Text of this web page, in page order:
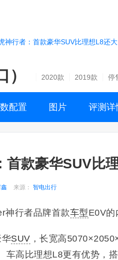
神行者：首款豪华SUV比理想L8还
2020款 2019款 停
配置 图片 评测详
首款豪华SUV比
来源： 智电出行
神行者品牌首款车型 E0V的
华SUV ，长宽高
车高比理想L8更有优势，